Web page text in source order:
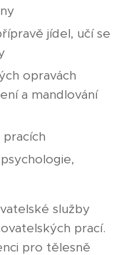
jídel, učí se
opravách
a mandlování
služby
prací.
pro tělesně